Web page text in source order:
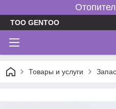
TOO GENTOO
Товары и услуги